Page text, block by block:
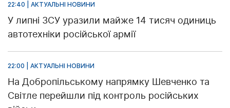
22:40 | АКТУАЛЬНІ НОВИНИ
У липні ЗСУ уразили майже 14 тисяч одиниць
автотехніки російської армії
22:00 | АКТУАЛЬНІ НОВИНИ
На Добропільському напрямку Шевченко та
Світле перейшли під контроль російських